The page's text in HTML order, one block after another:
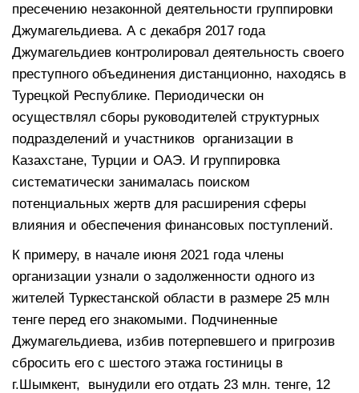
пресечению незаконной деятельности группировки
Джумагельдиева. А с декабря 2017 года
Джумагельдиев контролировал деятельность своего
преступного объединения дистанционно, находясь в
Турецкой Республике. Периодически он
осуществлял сборы руководителей структурных
подразделений и участников организации в
Казахстане, Турции и ОАЭ. И группировка
систематически занималась поиском
потенциальных жертв для расширения сферы
влияния и обеспечения финансовых поступлений.
К примеру, в начале июня 2021 года члены
организации узнали о задолженности одного из
жителей Туркестанской области в размере 25 млн
тенге перед его знакомыми. Подчиненные
Джумагельдиева, избив потерпевшего и пригрозив
сбросить его с шестого этажа гостиницы в
г.Шымкент, вынудили его отдать 23 млн. тенге, 12